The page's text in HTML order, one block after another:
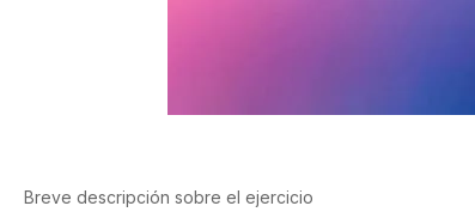
Breve descripción sobre el ejercicio